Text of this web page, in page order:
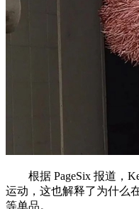
根据 PageSix 报道，
运动，这也解释了为什么
等单品。